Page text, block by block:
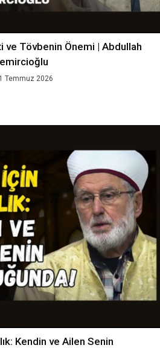
ve Tövbenin Önemi | Abdullah
Temmuz 2026
Kendin ve Ailen Senin